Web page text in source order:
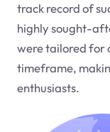
track record of
highly sought-
were tailored for
timeframe,
enthusiasts.